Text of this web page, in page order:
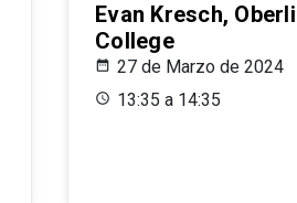
Evan Kresch,
College
27 de Marzo de 2024
13:35 a 14:35